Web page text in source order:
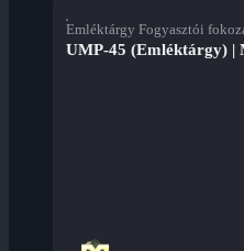
Emléktárgy Fogyasztói
UMP-45 (Emléktárgy) |